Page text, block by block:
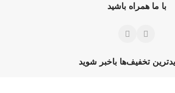
با ما همراه باشید
تخفیف‌ها باخبر شوید